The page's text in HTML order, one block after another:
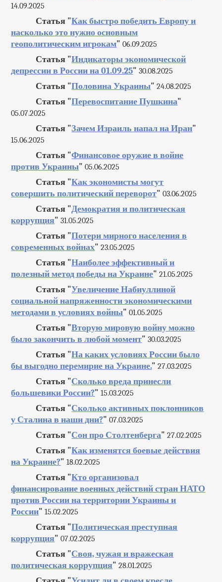
14.09.2025
Статья "Как быстро победить Европу и
насколько это нужно основным
геополитическим игрокам" 06.09.2025
Статья "Индикаторы экономической
депрессии в России на 01.09.25" 30.08.2025
Статья "Половина Украины" 24.08.2025
Статья "Перевоспитание Пушкина"
05.07.2025
Статья "Зачем Израиль напал на Иран"
15.06.2025
Статья "Финансовое оружие в войне
против Украины" 05.06.2025
Статья "Как экономисты могут
совершить политический переворот" 03.06.2025
Статья "Демократия и политическая
коррупция" 31.05.2025
Статья "Потери мирного населения в
современных войнах" 23.05.2025
Статья "Наиболее эффективный и
полезный метод победы на Украине" 21.05.2025
Статья "Увеличение Набиуллиной
социальной напряженности экономическими
методами в условиях войны" 01.05.2025
Статья "Вторую мировую войну можно
было закончить в любой момент" 30.03.2025
Статья "На каких условиях России было
бы выгодно перемирие на Украине." 27.03.2025
Статья "Сколько вреда принесли
большевики России?" 15.03.2025
Статья "Сколько активных поклонников
у Сталина в наши дни?" 07.03.2025
Статья "Сон про Столтенберга" 27.02.2025
Статья "Как изменятся боевые действия
на Украине?" 18.02.2025
Статья "Кто организовал
финансирование военных действий стран НАТО
против России на территории Украины и
России" 15.02.2025
Статья "Политическая преступная
коррупция" 07.02.2025
Статья "Своя, чужая и вражеская
политическая коррупция" 28.01.2025